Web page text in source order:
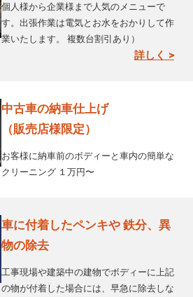
個人様から企業様まで人気のメニューで
す。出張作業は電気とお水をおかりして作
業いたします。 複数台割引あり）
詳しく >
中古車の納車仕上げ
（販売店様限定）
お客様に納車前のボディーと車内の簡単な
クリーニング １万円〜
車に付着したペンキや 鉄分、異
物の除去
工事現場や建築中の建物でボディーに上記
の物が付着した場合には、早急に除去しな